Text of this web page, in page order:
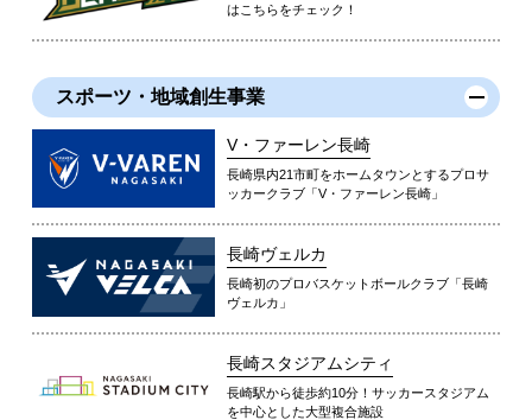
はこちらをチェック！
スポーツ・地域創生事業
V・ファーレン長崎
長崎県内21市町をホームタウンとするプロサ
ッカークラブ「V・ファーレン長崎」
長崎ヴェルカ
長崎初のプロバスケットボールクラブ「長崎
ヴェルカ」
長崎スタジアムシティ
長崎駅から徒歩約10分！サッカースタジアム
を中心とした大型複合施設